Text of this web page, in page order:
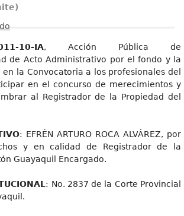
10-IA, Acción Pública de
de Acto Administrativo por el fondo y la
la Convocatoria a los profesionales del
en el concurso de merecimientos y
al Registrador de la Propiedad del
: EFRÉN ARTURO ROCA ALVÁREZ, por
y en calidad de Registrador de la
Guayaquil Encargado.
: No. 2837 de la Corte Provincial